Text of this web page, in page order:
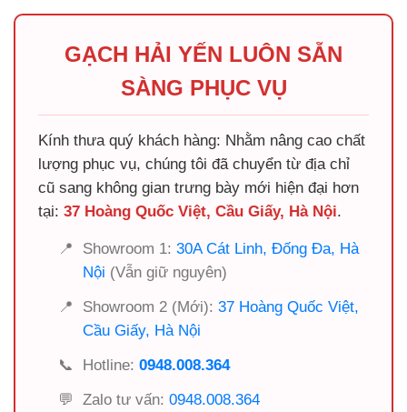
GẠCH HẢI YẾN LUÔN SẴN
SÀNG PHỤC VỤ
Kính thưa quý khách hàng: Nhằm nâng cao chất
lượng phục vụ, chúng tôi đã chuyển từ địa chỉ
cũ sang không gian trưng bày mới hiện đại hơn
tại: 37 Hoàng Quốc Việt, Cầu Giấy, Hà Nội.
📍 Showroom 1: 30A Cát Linh, Đống Đa, Hà
Nội (Vẫn giữ nguyên)
📍
Showroom 2 (Mới): 37 Hoàng Quốc Việt,
Cầu Giấy, Hà Nội
📞
Hotline: 0948.008.364
💬
Zalo tư vấn: 0948.008.364